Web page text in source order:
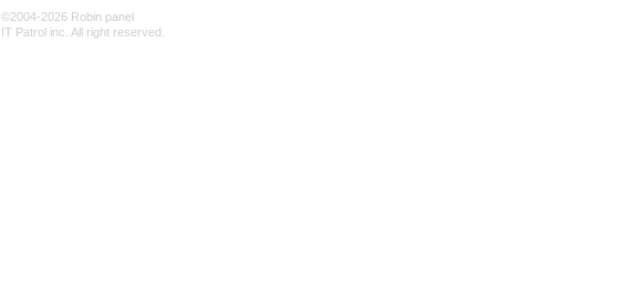
©2004-2026 Robin panel
IT Patrol inc. All right reserved.